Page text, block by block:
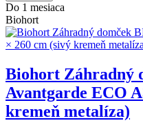
Do 1 mesiaca
Biohort
Biohort Záhradný
Avantgarde ECO
kremeň metalíza)